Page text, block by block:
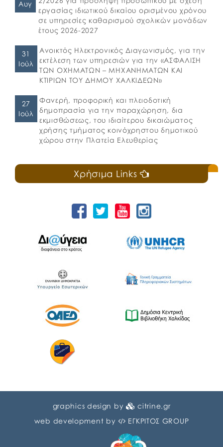
Αυγ
εργασίας ιδιωτικού δικαίου ορισμένου χρόνου
σε υπηρεσίες καθαρισμού σχολικών μονάδων
έτους 2026-2027
31
Ιούλ
Ανοικτός Ηλεκτρονικός Διαγωνισμός, για την
εκτέλεση των υπηρεσιών για την «ΑΣΦΑΛΙΣΗ
ΤΩΝ ΟΧΗΜΑΤΩΝ – ΜΗΧΑΝΗΜΑΤΩΝ ΚΑΙ
ΚΤΙΡΙΩΝ ΤΟΥ ΔΗΜΟΥ ΧΑΛΚΙΔΕΩΝ»
27
Ιούλ
Φανερή, προφορική και πλειοδοτική
δημοπρασία για την παραχώρηση, δια
εκμισθώσεως, του ιδιαίτερου δικαιώματος
χρήσης τμήματος κοινόχρηστου δημοτικού
χώρου στην Πλατεία Ελευθερίας
Χρήσιμα Links
graphics design by
citrine.gr
web development by
ΕΓΚΡΙΤΟΣ GROUP